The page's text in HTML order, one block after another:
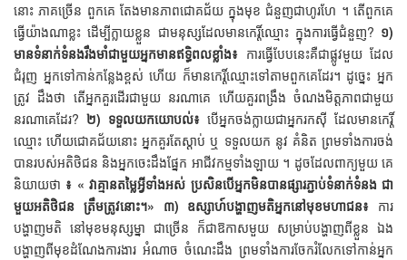
នោះ ភាគច្រើន ពួកគេ តែងមានភាពជោគជ័យ ក្នុងមុខ ជំនួញជាហូរហែ ។ តើពួកគេ
ធ្វើយ៉ាងណាខ្លះ ដើម្បីក្លាយខ្លួន ជាមនុស្សដែលមានកេរ្តិ៍ឈ្មោះ ក្នុងការធ្វើជំនួញ? ១)
មានទំនាក់ទំនងរឹងមាំជាមួយអ្នកមានឥទ្ធិពលខ្លាំង៖ ការធ្វើបែបនេះគឺជាផ្លូវមួយ ដែល
ជំរុញ អ្នកទៅកាន់កន្លែងខ្ពស់ ហើយ ក៏មានកេរ្តិ៍ឈ្មោះទៅតាមពួកគេដែរ។ ដូច្នេះ អ្នក
ត្រូវ ដឹងថា តើអ្នកគួរដើរជាមួយ នរណាគេ ហើយគួរពង្រឹង ចំណងមិត្តភាពជាមួយ
នរណាគេដែរ? ២) ទទួលយកយោបល់៖ បើអ្នកចង់ក្លាយជាអ្នករកស៊ី ដែលមានកេរ្តិ៍
ឈ្មោះ ហើយជោគជ័យនោះ អ្នកគួរតែស្ដាប់ ឬ ទទួលយក នូវ គំនិត ព្រមទាំងការចង់
បានរបស់អតិថិជន និងអ្នកចេះដឹងផ្នែក អាជីវកម្មទាំងឡាយ ។ ដូចដែលពាក្យមួយ គេ
និយាយថា ៖ « វាគ្មានតម្លៃអ្វីទាំងអស់ ប្រសិនបើអ្នកមិនបានផ្សារភ្ជាប់ទំនាក់ទំនង ជា
មួយអតិថិជន ត្រឹមត្រូវនោះ។» ៣) ឧស្សាហ៍បង្ហាញមតិអ្នកនៅមុខមហាជន៖ ការ
បង្ហាញមតិ នៅមុខមនុស្សម្នា ជាច្រើន ក៏ជាឱកាសមួយ សម្រាប់បង្ហាញពីខ្លួន ឯង
បង្ហាញពីមុខដំណែងការងារ អំណាច ចំណេះដឹង ព្រមទាំងការចែករំលែកទៅកាន់អ្នក